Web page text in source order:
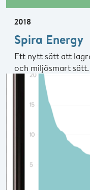
2018
Spira Energy
Ett nytt sätt att
och miljösmart sätt.